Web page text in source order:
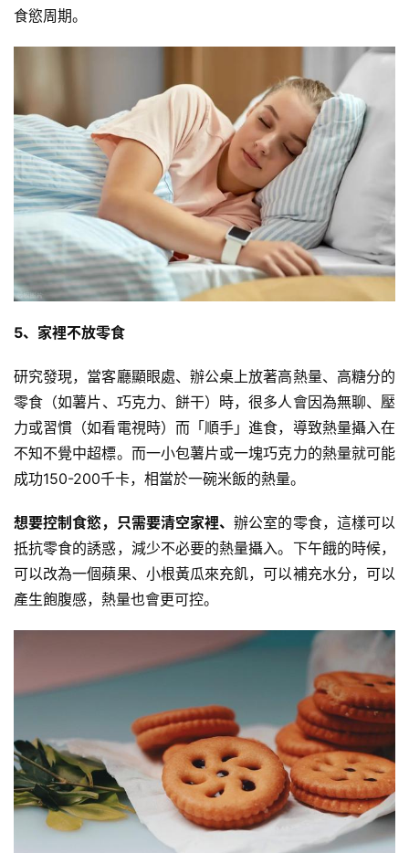
食慾周期。
5、家裡不放零食
研究發現，當客廳顯眼處、辦公桌上放著高熱量、高糖分的
零食（如薯片、 巧克力、餅干）時，很多人會因為無聊、壓
力或習慣（如看電視時）而「順手」進食，導致熱量攝入在
不知不覺中超標。而一小包薯片或一塊巧克力的熱量就可能
成功150-200千卡，相當於一碗米飯的熱量。
想要控制食慾，只需要清空家裡、辦公室的零食，這樣可以
抵抗零食的誘惑，減少不必要的熱量攝入。下午餓的時候，
可以改為一個蘋果、小根黃瓜來充飢，可以補充水分，可以
產生飽腹感，熱量也會更可控。